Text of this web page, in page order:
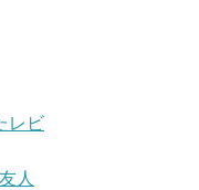
レビ
人